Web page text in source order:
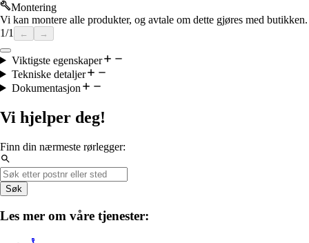
Montering
Vi kan montere alle produkter, og avtale om dette gjøres med butikken.
1/1 ← →
Viktigste egenskaper
Tekniske detaljer
Dokumentasjon
Vi hjelper deg!
Finn din nærmeste rørlegger:
Søk
Les mer om våre tjenester: